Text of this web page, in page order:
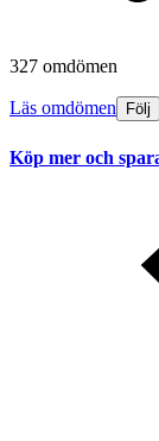
327 omdömen
Läs omdömen Följ
Köp mer och